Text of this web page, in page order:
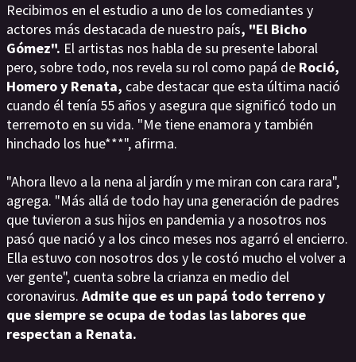
Recibimos en el estudio a uno de los comediantes y
actores más destacada de nuestro país, "El Bicho
Gómez". El artistas nos habla de su presente laboral
pero, sobre todo, nos revela su rol como papá de Roció,
Homero y Renata, cabe destacar que esta última nació
cuando él tenía 55 años y asegura que significó todo un
terremoto en su vida. "Me tiene enamora y también
hinchado los hue***", afirma.
"Ahora llevo a la nena al jardín y me miran con cara rara",
agrega. "Más allá de todo hay una generación de padres
que tuvieron a sus hijos en pandemia y a nosotros nos
pasó que nació y a los cinco meses nos agarró el encierro.
Ella estuvo con nosotros dos y le costó mucho el volver a
ver gente", cuenta sobre la crianza en medio del
coronavirus. Admite que es un papá todo terreno y
que siempre se ocupa de todas las labores que
respectan a Renata.